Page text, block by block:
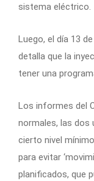
sistema eléctrico.
Luego, el día 13
detalla que la
tener una
Los informes del
normales, las dos
cierto nivel
para evitar
planificados, que